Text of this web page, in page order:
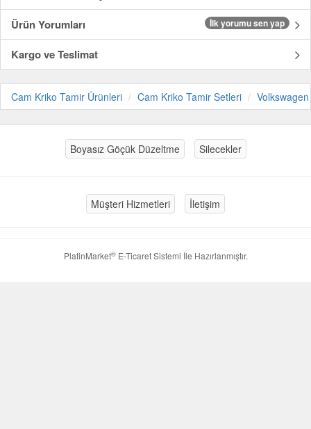
Ürün Yorumları
İlk yorumu sen yap
Kargo ve Teslimat
Cam Kriko Tamir Ürünleri Cam Kriko Tamir Setleri
Boyasız Göçük Düzeltme Silecekler
Müşteri Hizmetleri İletişim
PlatinMarket®E-Ticaret Sistemi İle Hazırlanmıştır.